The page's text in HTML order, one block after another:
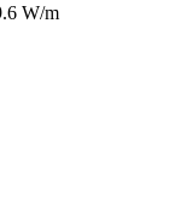
W/m